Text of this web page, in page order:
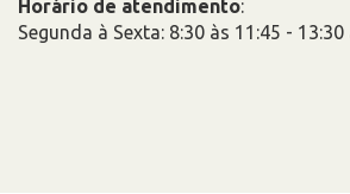
Horário de atendimento:
Segunda à Sexta: 8:30 às 11:45 - 13:30